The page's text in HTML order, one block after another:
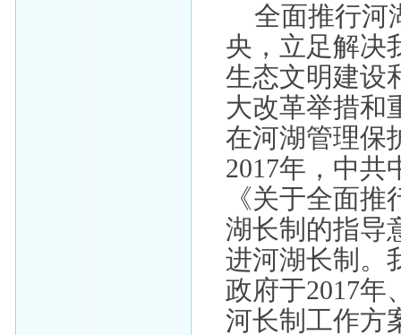
全面推行河
央，立足解决
生态文明建设
大改革举措和
在河湖管理保
2017年，中共
《关于全面
湖长制的指导
进河湖长制。
政府于2017年
河长制工作方